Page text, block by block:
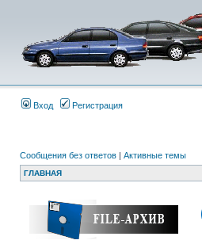
Вход Регистрация
Сообщения без ответов | Активные темы
ГЛАВНАЯ